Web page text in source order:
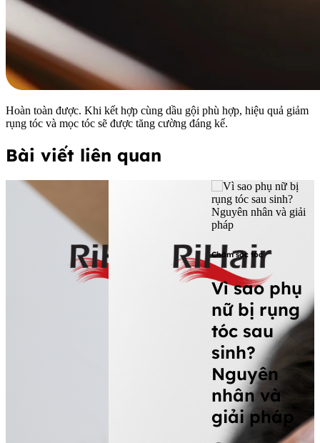
Hoàn toàn được. Khi kết hợp cùng dầu gội phù hợp, hiệu quả giảm
rụng tóc và mọc tóc sẽ được tăng cường đáng kể.
Bài viết liên quan
Chăm sóc tóc
Vì sao phụ
nữ bị rụng
tóc sau
sinh?
Nguyên
nhân và
giải pháp